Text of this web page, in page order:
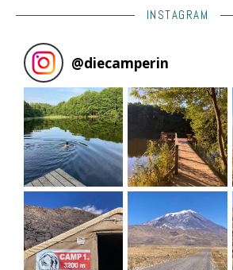
INSTAGRAM
@diecamperin